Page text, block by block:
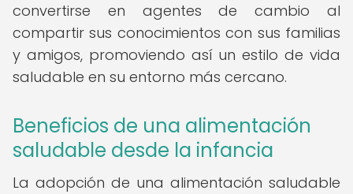
convertirse en agentes de cambio al
compartir sus conocimientos con sus familias
y amigos, promoviendo así un estilo de vida
saludable en su entorno más cercano.
Beneficios de una alimentación
saludable desde la infancia
La adopción de una alimentación saludable